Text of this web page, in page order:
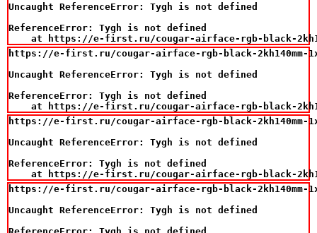
Uncaught ReferenceError: Tygh is not defined
ReferenceError: Tygh is not defined
at https://e-first.ru/cougar-airface-rgb-black-
https://e-first.ru/cougar-airface-rgb-black-2kh140mm-
Uncaught ReferenceError: Tygh is not defined
ReferenceError: Tygh is not defined
at https://e-first.ru/cougar-airface-rgb-black-
https://e-first.ru/cougar-airface-rgb-black-2kh140mm-
Uncaught ReferenceError: Tygh is not defined
ReferenceError: Tygh is not defined
at https://e-first.ru/cougar-airface-rgb-black-
https://e-first.ru/cougar-airface-rgb-black-2kh140mm-
Uncaught ReferenceError: Tygh is not defined